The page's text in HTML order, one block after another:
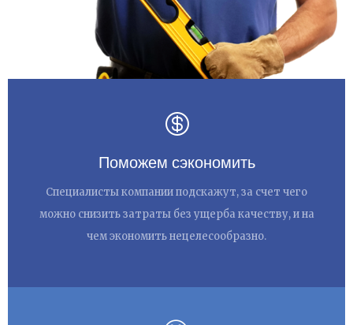
Поможем сэкономить
Специалисты компании подскажут, за счет чего
можно снизить затраты без ущерба качеству, и на
чем экономить нецелесообразно.